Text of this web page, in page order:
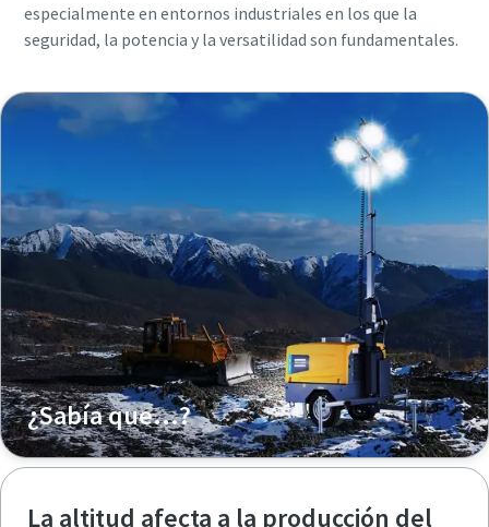
especialmente en entornos industriales en los que la
seguridad, la potencia y la versatilidad son fundamentales.
¿Sabía que...?
La altitud afecta a la producción del